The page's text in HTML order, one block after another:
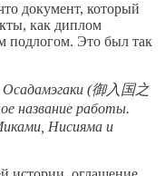
документ, который
как диплом
подлогом. Это был так
Осадамэгаки (御入国之
название работы.
Нисияма и